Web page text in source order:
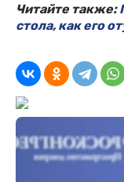
Читайте также:
стола, как его